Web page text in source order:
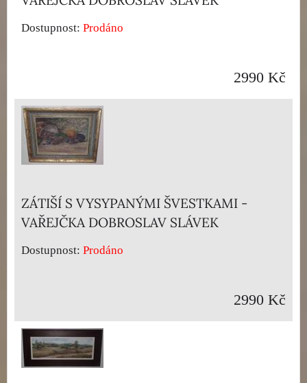
Dostupnost: Prodáno
2990 Kč
ZÁTIŠÍ S VYSYPANÝMI ŠVESTKAMI -
VAŘEJČKA DOBROSLAV SLÁVEK
Dostupnost: Prodáno
2990 Kč